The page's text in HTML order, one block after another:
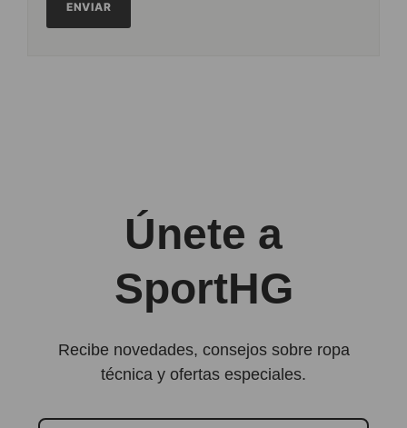
Únete a
SportHG
Recibe novedades, consejos sobre ropa
técnica y ofertas especiales.